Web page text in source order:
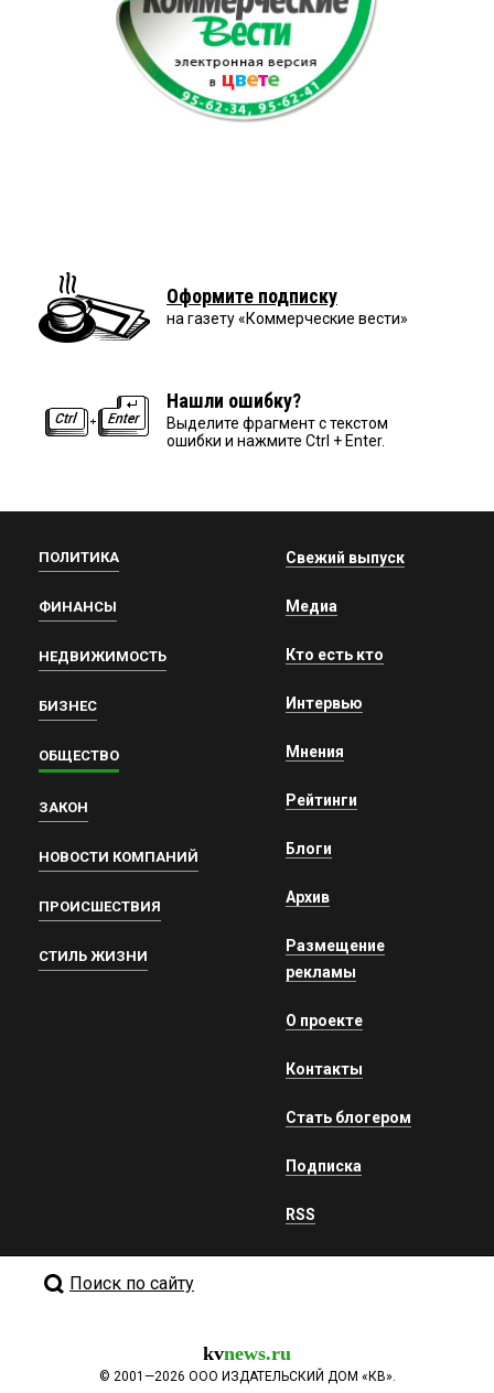
Оформите подписку
на газету «Коммерческие вести»
Нашли ошибку?
Выделите фрагмент с текстом
ошибки и нажмите Ctrl + Enter.
ПОЛИТИКА
ФИНАНСЫ
НЕДВИЖИМОСТЬ
БИЗНЕС
ОБЩЕСТВО
ЗАКОН
НОВОСТИ КОМПАНИЙ
ПРОИСШЕСТВИЯ
СТИЛЬ ЖИЗНИ
Свежий выпуск
Медиа
Кто есть кто
Интервью
Мнения
Рейтинги
Блоги
Архив
Размещение
рекламы
О проекте
Контакты
Стать блогером
Подписка
RSS
Поиск по сайту
kvnews.ru
© 2001—2026 ООО ИЗДАТЕЛЬСКИЙ ДОМ «КВ».